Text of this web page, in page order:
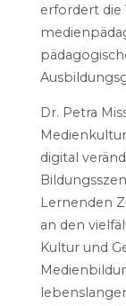
erfordert die
Dr. Petra
digital
Lernenden
an den
Kultur und